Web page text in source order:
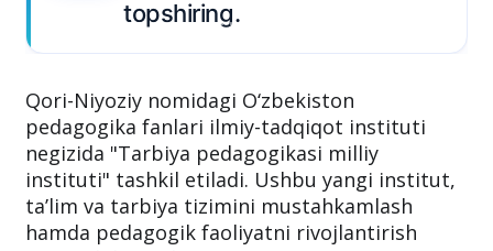
Qori-Niyoziy nomidagi O‘zbekiston
pedagogika fanlari ilmiy-tadqiqot instituti
negizida "Tarbiya pedagogikasi milliy